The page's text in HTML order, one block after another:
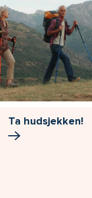
Ta hudsjekken!